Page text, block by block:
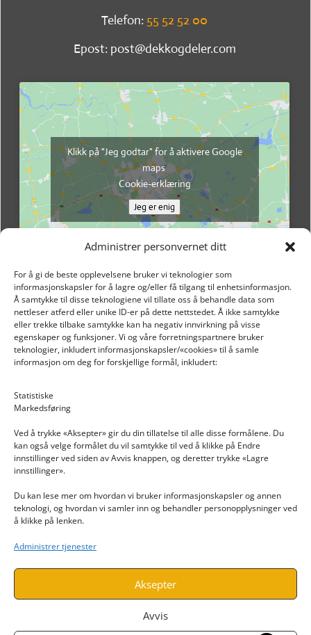
Administrer personvernet ditt
For å gi de beste opplevelsene bruker vi teknologier som
informasjonskapsler for å lagre og/eller få tilgang til enhetsinformasjon.
Å samtykke til disse teknologiene vil tillate oss å behandle data som
nettleser atferd eller unike ID-er på dette nettstedet. Å ikke samtykke
eller trekke tilbake samtykke kan ha negativ innvirkning på visse
egenskaper og funksjoner. Vi og våre forretningspartnere bruker
teknologier, inkludert informasjonskapsler/«cookies» til å samle
informasjon om deg for forskjellige formål, inkludert:
Statistiske
Markedsføring
Ved å trykke «Aksepter» gir du din tillatelse til alle disse formålene. Du
kan også velge formålet du vil samtykke til ved å klikke på Endre
innstillinger ved siden av Avvis knappen, og deretter trykke «Lagre
innstillinger».
Du kan lese mer om hvordan vi bruker informasjonskapsler og annen
teknologi, og hvordan vi samler inn og behandler personopplysninger ved
å klikke på lenken.
Administrer tjenester
Aksepter
Avvis
Telefon: 55 52 52 00
Epost: post@dekkogdeler.com
Klikk på "Jeg godtar" for å aktivere Google
maps
Cookie-erklæring
Jeg er enig
INFORMASJON
Personvern